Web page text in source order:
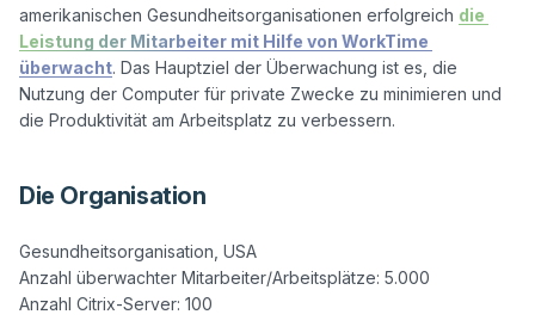
amerikanischen Gesundheitsorganisationen erfolgreich die
Leistung der Mitarbeiter mit Hilfe von WorkTime
überwacht. Das Hauptziel der Überwachung ist es, die
Nutzung der Computer für private Zwecke zu minimieren und
Die Organisation
Gesundheitsorganisation, USA
Anzahl überwachter Mitarbeiter/Arbeitsplätze: 5.000